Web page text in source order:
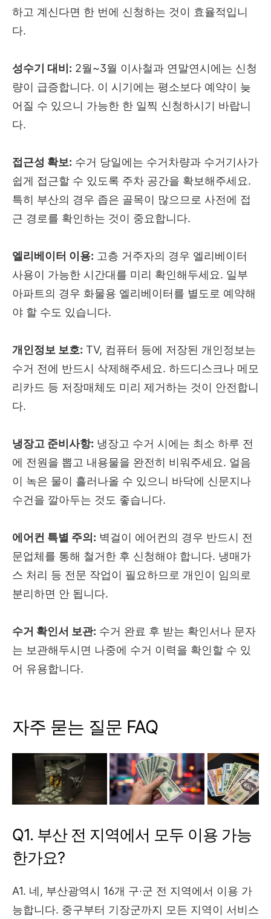
하고 계신다면 한 번에 신청하는 것이 효율적입니
다.
성수기 대비: 2월~3월 이사철과 연말연시에는 신청
량이 급증합니다. 이 시기에는 평소보다 예약이 늦
어질 수 있으니 가능한 한 일찍 신청하시기 바랍니
다.
접근성 확보: 수거 당일에는 수거차량과 수거기사가
쉽게 접근할 수 있도록 주차 공간을 확보해주세요.
특히 부산의 경우 좁은 골목이 많으므로 사전에 접
근 경로를 확인하는 것이 중요합니다.
엘리베이터 이용: 고층 거주자의 경우 엘리베이터
사용이 가능한 시간대를 미리 확인해두세요. 일부
아파트의 경우 화물용 엘리베이터를 별도로 예약해
야 할 수도 있습니다.
개인정보 보호: TV, 컴퓨터 등에 저장된 개인정보는
수거 전에 반드시 삭제해주세요. 하드디스크나 메모
리카드 등 저장매체도 미리 제거하는 것이 안전합니
다.
냉장고 준비사항: 냉장고 수거 시에는 최소 하루 전
에 전원을 뽑고 내용물을 완전히 비워주세요. 얼음
이 녹은 물이 흘러나올 수 있으니 바닥에 신문지나
수건을 깔아두는 것도 좋습니다.
에어컨 특별 주의: 벽걸이 에어컨의 경우 반드시 전
문업체를 통해 철거한 후 신청해야 합니다. 냉매가
스 처리 등 전문 작업이 필요하므로 개인이 임의로
분리하면 안 됩니다.
수거 확인서 보관: 수거 완료 후 받는 확인서나 문자
는 보관해두시면 나중에 수거 이력을 확인할 수 있
어 유용합니다.
자주 묻는 질문 FAQ
Q1. 부산 전 지역에서 모두 이용 가능
한가요?
A1. 네, 부산광역시 16개 구·군 전 지역에서 이용 가
능합니다. 중구부터 기장군까지 모든 지역이 서비스